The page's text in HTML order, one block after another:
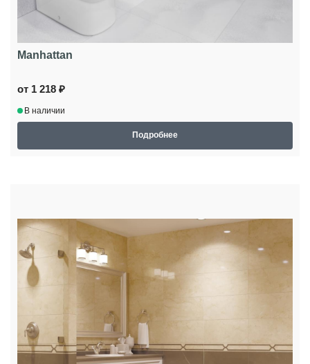
Manhattan
от 1 218 ₽
В наличии
Подробнее